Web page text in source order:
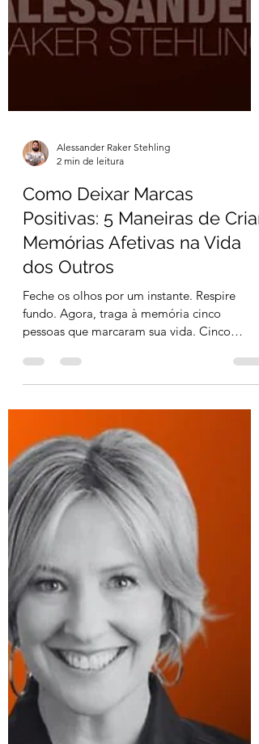
Alessander Raker Stehling
2 min de leitura
Como Deixar Marcas
Positivas: 5 Maneiras de Criar
dos Outros
Feche os olhos por um instante. Respire
rostos, cinco nomes,...